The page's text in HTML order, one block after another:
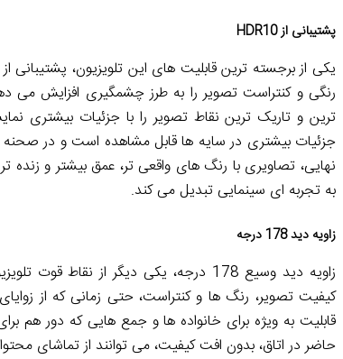
پشتیبانی از HDR10
رنگی و کنتراست تصویر را به طرز چشمگیری افزایش می
ترین و تاریک ترین نقاط تصویر را با جزئیات بیشتری
جزئیات بیشتری در سایه ها قابل مشاهده است و در
نهایی، تصاویری با رنگ های واقعی تر، عمق بیشتر و
به تجربه ای سینمایی تبدیل می کند.
زاویه دید 178 درجه
کیفیت تصویر، رنگ ها و کنتراست، حتی زمانی که از
قابلیت به ویژه برای خانواده ها و جمع هایی که دور هم
حاضر در اتاق، بدون افت کیفیت، می توانند از تماشای